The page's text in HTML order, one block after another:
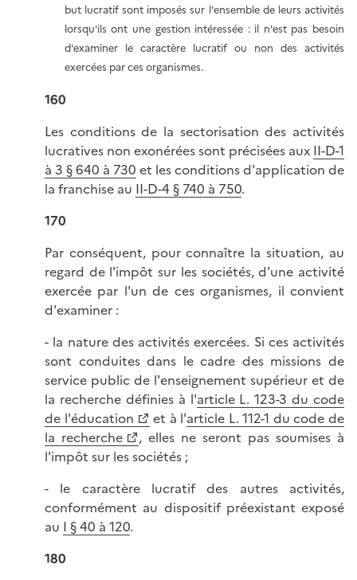
but lucratif sont imposés sur l'ensemble de leurs activités
lorsqu'ils ont une gestion intéressée : il n'est pas besoin
d'examiner le caractère lucratif ou non des activités
exercées par ces organismes.
160
Les conditions de la sectorisation des activités
lucratives non exonérées sont précisées aux II-D-1
à 3 § 640 à 730 et les conditions d'application de
la franchise au II-D-4 § 740 à 750.
170
Par conséquent, pour connaître la situation, au
regard de l'impôt sur les sociétés, d'une activité
exercée par l'un de ces organismes, il convient
d'examiner :
- la nature des activités exercées. Si ces activités
sont conduites dans le cadre des missions de
service public de l'enseignement supérieur et de
la recherche définies à l'article L. 123-3 du code
de l'éducation
et à l'article L. 112-1 du code de
la recherche
, elles ne seront pas soumises à
l'impôt sur les sociétés ;
- le caractère lucratif des autres activités,
conformément au dispositif préexistant exposé
au I § 40 à 120.
180